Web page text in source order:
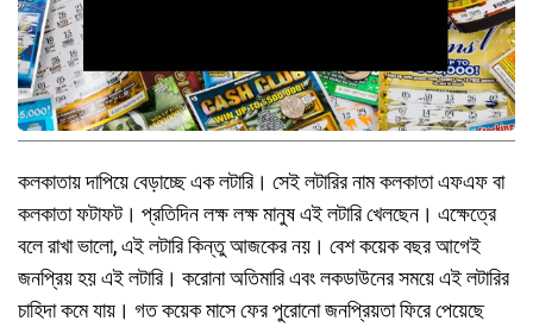
কলকাতায় দাপিয়ে বেড়াচ্ছে এক লটারি। সেই লটারির নাম কলকাতা এফএফ বা
কলকাতা ফটাফট। প্রতিদিন লক্ষ লক্ষ মানুষ এই লটারি খেলছেন। এক্ষেত্রে
বলে রাখা ভালো, এই লটারি কিন্তু আজকের নয়। বেশ কয়েক বছর আগেই
জনপ্রিয় হয় এই লটারি। করোনা অতিমারি এবং লকডাউনের সময়ে এই লটারির
চাহিদা কমে যায়। গত কয়েক মাসে ফের পুরোনো জনপ্রিয়তা ফিরে পেয়েছে